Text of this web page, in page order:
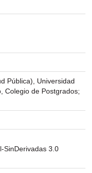
Pública), Universidad
Colegio de Postgrados;
SinDerivadas 3.0